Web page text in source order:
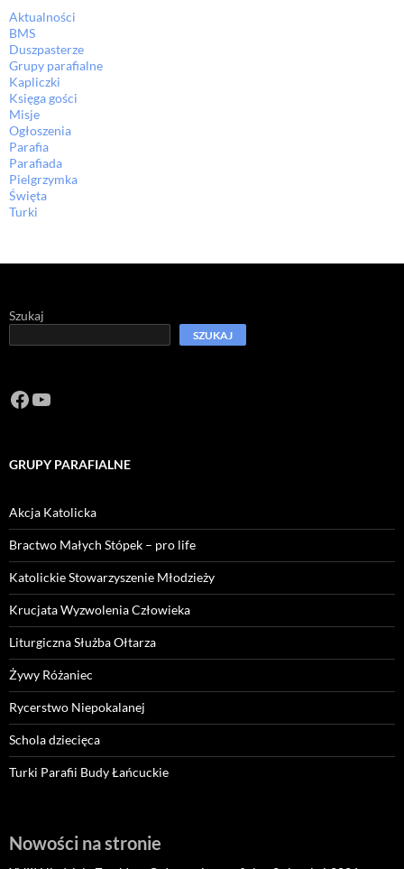
Aktualności
BMS
Duszpasterze
Grupy parafialne
Kapliczki
Księga gości
Misje
Ogłoszenia
Parafia
Parafiada
Pielgrzymka
Święta
Turki
Szukaj
SZUKAJ
Facebook
https://www.youtube.com/channel/
GRUPY PARAFIALNE
Akcja Katolicka
Bractwo Małych Stópek – pro life
Katolickie Stowarzyszenie Młodzieży
Krucjata Wyzwolenia Człowieka
Liturgiczna Służba Ołtarza
Żywy Różaniec
Rycerstwo Niepokalanej
Schola dziecięca
Turki Parafii Budy Łańcuckie
Nowości na stronie